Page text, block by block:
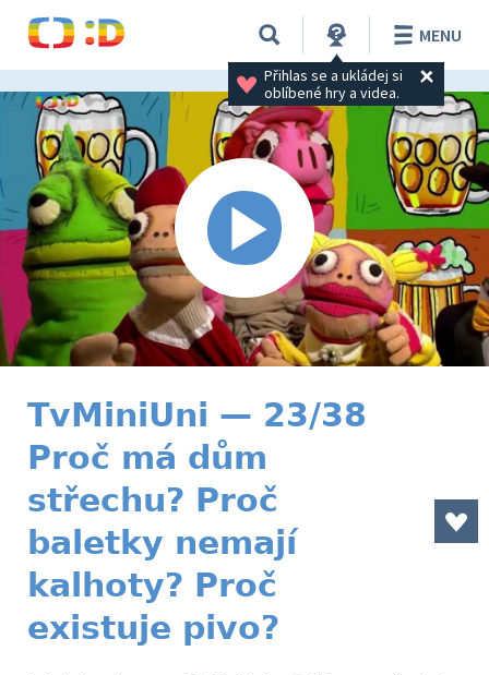
Přihlas se a ukládej si
oblíbené hry a videa.
MENU
TvMiniUni — 23/38
Proč má dům
střechu? Proč
baletky nemají
kalhoty? Proč
existuje pivo?